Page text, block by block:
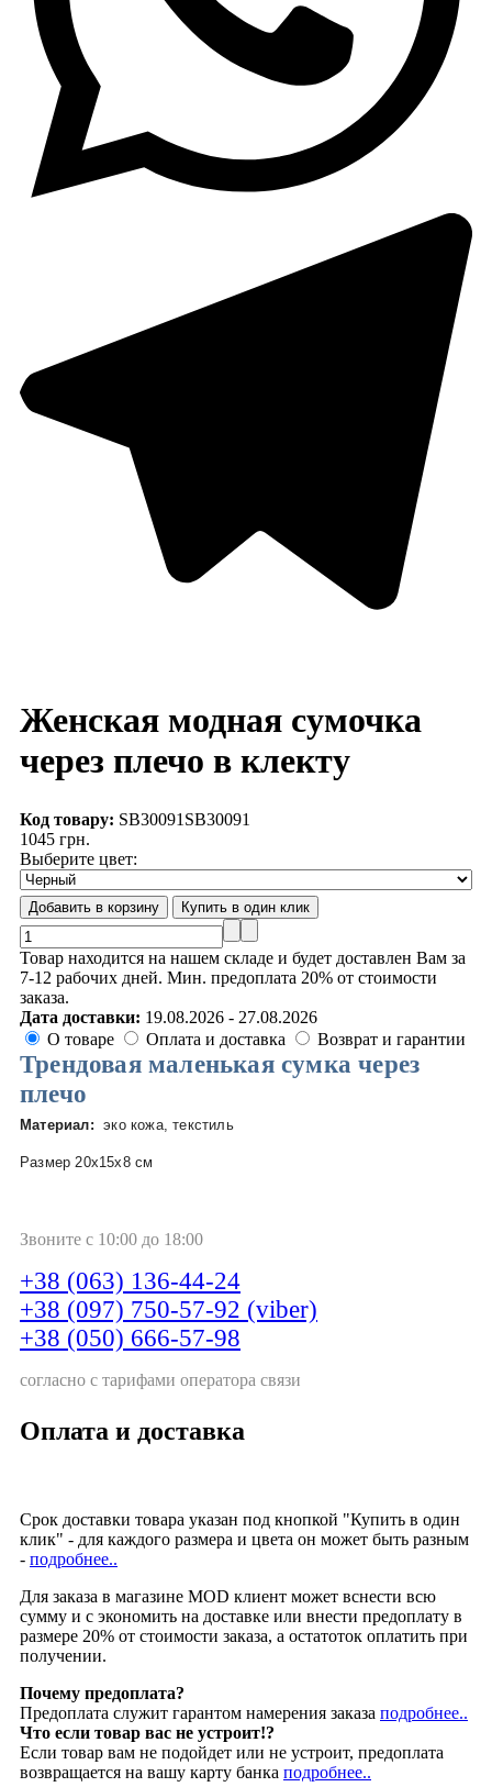
Женская модная сумочка
через плечо в клекту
Код товару: SB30091 SB30091
1045 грн.
Выберите цвет:
Товар находится на нашем складе и будет доставлен Вам за
7-12 рабочих дней. Мин. предоплата 20% от стоимости
заказа.
Дата доставки: 19.08.2026 - 27.08.2026
О товаре
Оплата и доставка Возврат и гарантии
Трендовая маленькая сумка через
плечо
Материал: эко кожа, текстиль
Размер 20x15x8 см
Звоните с 10:00 до 18:00
+38 (063) 136-44-24
+38 (097) 750-57-92 (viber)
+38 (050) 666-57-98
согласно с тарифами оператора связи
Оплата и доставка
Срок доставки товара указан под кнопкой "Купить в один
клик" - для каждого размера и цвета он может быть разным
- подробнее..
Для заказа в магазине MOD клиент может вснести всю
сумму и с экономить на доставке или внести предоплату в
размере 20% от стоимости заказа, а остатоток оплатить при
получении.
Почему предоплата?
Предоплата служит гарантом намерения заказа подробнее..
Что если товар вас не устроит!?
Если товар вам не подойдет или не устроит, предоплата
возвращается на вашу карту банка подробнее..